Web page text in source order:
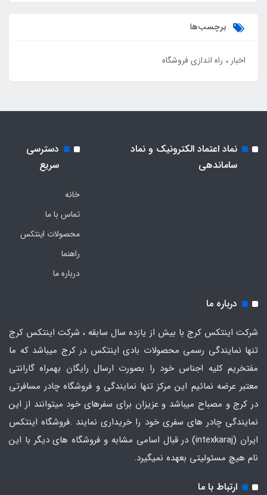
برچسب‌ها
اخبار راه اندازی فروشگاه
نماد اعتماد الکترونیک و نماد
ساماندهی
دسترسی
سریع
خانه
تماس با ما
محصولات اینتکس
راهنما
درباره ما
درباره ما
شرکت اینتکس کرج با بیش از یازده سال سابقه ، شرکت اینتکس کرج
تنها نمایندگی رسمی محصولات بادی اینتکس در کرج میباشد که ما
مفتخریم کلیه اجناس خود را بصورت ارسال رایگان بهمراه گارانتی
معتبر عرضه نمائیم این مرکز تنها نمایندگی و فروشگاه چادر مسافرتی
در کرج و مصباح میباشد و عزیزان برای سفرهای خود میتوانند از این
نمایندگی چادر های سفری خود را خریداری نمایند .فروشگاه اینتکس
ایران
(intexkaraj) در قبال اسامی مشابه و فروشگاه های دیگر با این
نام هیچ مسئولیتی بعهده نمیگیرد.
ارتباط با ما